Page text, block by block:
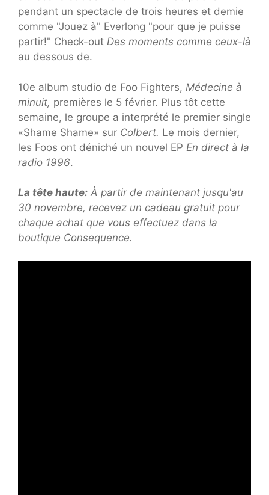
pendant un spectacle de trois heures et demie
comme "Jouez à" Everlong "pour que je puisse
partir!" Check-out Des moments comme ceux-là
au dessous de.
10e album studio de Foo Fighters, Médecine à
minuit, premières le 5 février. Plus tôt cette
semaine, le groupe a interprété le premier single
«Shame Shame» sur Colbert. Le mois dernier,
les Foos ont déniché un nouvel EP En direct à la
radio 1996.
La tête haute: À partir de maintenant jusqu'au
30 novembre, recevez un cadeau gratuit pour
chaque achat que vous effectuez dans la
boutique Consequence.